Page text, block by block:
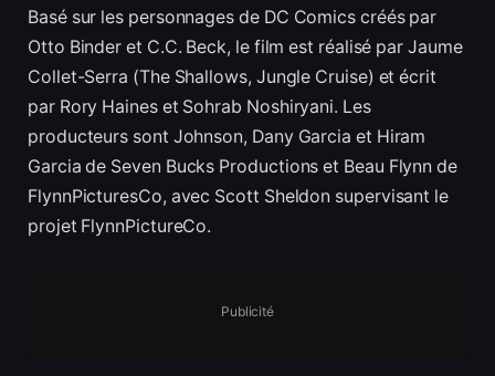
Basé sur les personnages de DC Comics créés par
Otto Binder et C.C. Beck, le film est réalisé par Jaume
Collet-Serra (The Shallows, Jungle Cruise) et écrit
par Rory Haines et Sohrab Noshiryani. Les
producteurs sont Johnson, Dany Garcia et Hiram
Garcia de Seven Bucks Productions et Beau Flynn de
FlynnPicturesCo, avec Scott Sheldon supervisant le
projet FlynnPictureCo.
Publicité